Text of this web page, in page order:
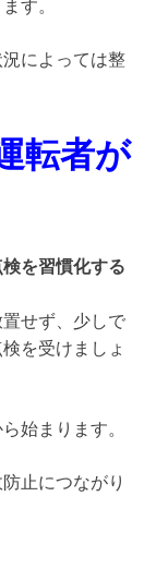
す。
によっては整
転者が
検を習慣化する
せず、少しで
を受けましょ
始まります。
止につながり